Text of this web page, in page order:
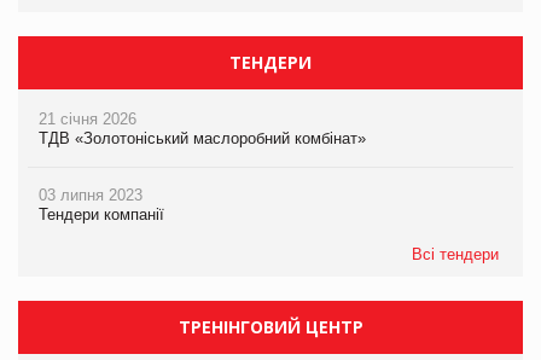
ТЕНДЕРИ
21 січня 2026
ТДВ «Золотоніський маслоробний комбінат»
03 липня 2023
Тендери компанії
Всі тендери
ТРЕНІНГОВИЙ ЦЕНТР